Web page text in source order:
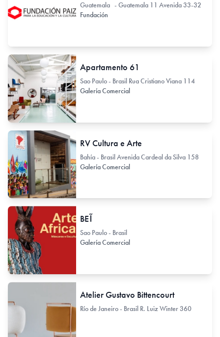
Guatemala - Guatemala 11 Avenida 33-32
Fundación
Apartamento 61
Sao Paulo - Brasil Rua Cristiano Viana 114
Galería Comercial
RV Cultura e Arte
Bahía - Brasil Avenida Cardeal da Silva 158
Galería Comercial
BEĨ
Sao Paulo - Brasil
Galería Comercial
Atelier Gustavo Bittencourt
Río de Janeiro - Brasil R. Luiz Winter 360